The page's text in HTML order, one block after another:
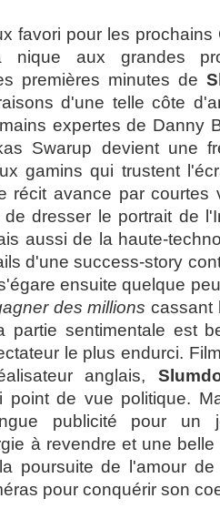
favori pour les
aux grandes
premières minutes de
d'une telle côte
expertes de Danny
Swarup devient une
gamins qui trustent
récit avance par courtes
dresser le portrait de
aussi de la haute-
d'une success-story
ensuite quelque
des millions cassant
partie sentimentale est
le plus endurci.
anglais,
point de vue politique.
publicité pour un
à revendre et une
poursuite de l'amour
pour conquérir son